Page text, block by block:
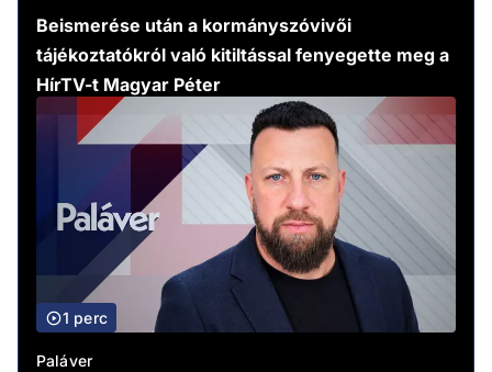
Beismerése után a kormányszóvivői
tájékoztatókról való kitiltással fenyegette meg a
HírTV-t Magyar Péter
1 perc
Paláver